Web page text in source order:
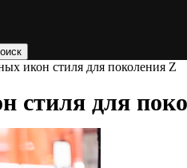
икон стиля для поколения Z
стиля для